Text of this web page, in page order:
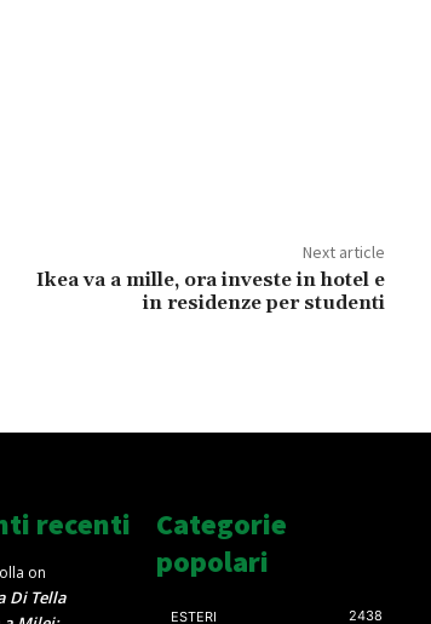
Next article
Ikea va a mille, ora investe in hotel e
in residenze per studenti
recenti
on
Di Tella
Categorie
popolari
ESTERI 2438